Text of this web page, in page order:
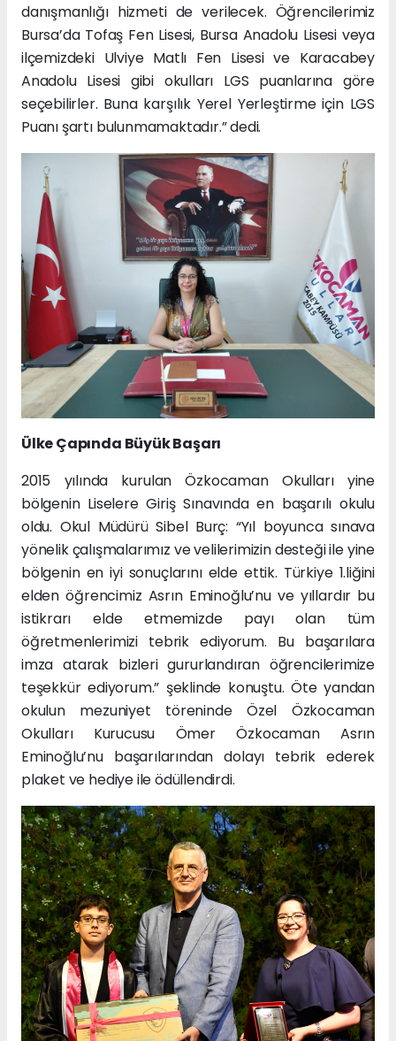
danışmanlığı hizmeti de verilecek. Öğrencilerimiz
Bursa’da Tofaş Fen Lisesi, Bursa Anadolu Lisesi veya
ilçemizdeki Ulviye Matlı Fen Lisesi ve Karacabey
Anadolu Lisesi gibi okulları LGS puanlarına göre
seçebilirler. Buna karşılık Yerel Yerleştirme için LGS
Puanı şartı bulunmamaktadır.” dedi.
Ülke Çapında Büyük Başarı
2015 yılında kurulan Özkocaman Okulları yine
bölgenin Liselere Giriş Sınavında en başarılı okulu
oldu. Okul Müdürü Sibel Burç: “Yıl boyunca sınava
yönelik çalışmalarımız ve velilerimizin desteği ile yine
bölgenin en iyi sonuçlarını elde ettik. Türkiye 1.liğini
elden öğrencimiz Asrın Eminoğlu’nu ve yıllardır bu
istikrarı elde etmemizde payı olan tüm
öğretmenlerimizi tebrik ediyorum. Bu başarılara
imza atarak bizleri gururlandıran öğrencilerimize
teşekkür ediyorum.” şeklinde konuştu. Öte yandan
okulun mezuniyet töreninde Özel Özkocaman
Okulları Kurucusu Ömer Özkocaman Asrın
Eminoğlu’nu başarılarından dolayı tebrik ederek
plaket ve hediye ile ödüllendirdi.